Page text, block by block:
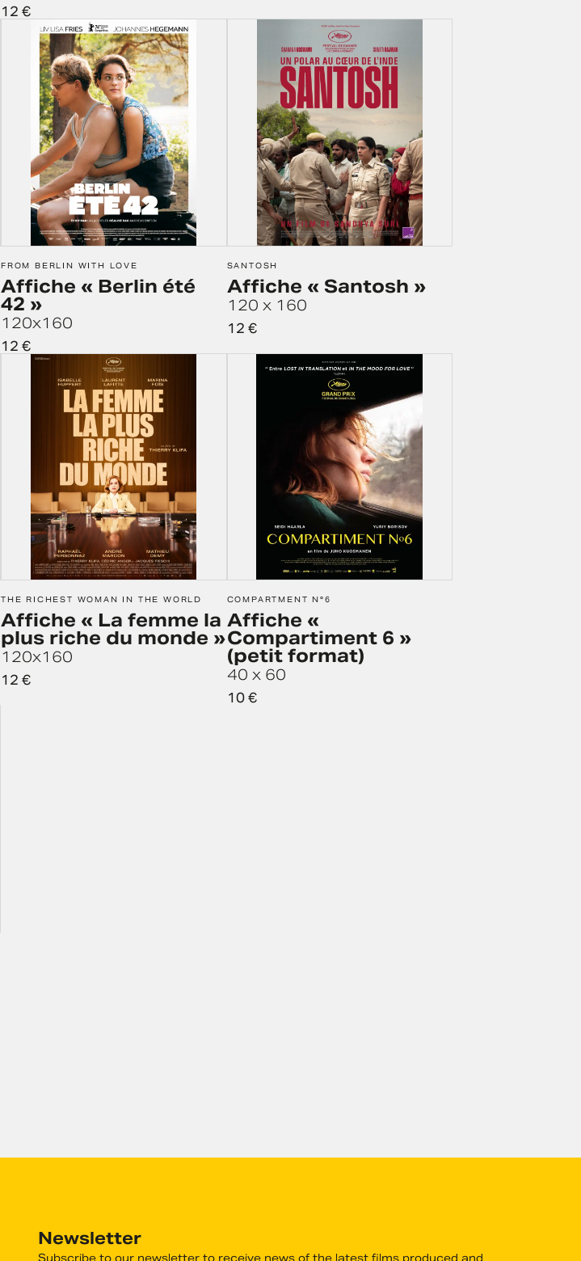
12 €
FROM BERLIN WITH LOVE
Affiche « Berlin été
42 »
120x160
12 €
SANTOSH
Affiche « Santosh »
120 x 160
12 €
THE RICHEST WOMAN IN THE WORLD
Affiche « La femme la
plus riche du monde »
120x160
12 €
COMPARTMENT N°6
Affiche «
Compartiment 6 »
(petit format)
40 x 60
10€
Newsletter
Subscribe to our newsletter to receive news of the latest films produced and